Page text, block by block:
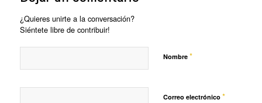
¿Quieres unirte a la conversación?
Siéntete libre de contribuir!
Nombre *
Correo electrónico *